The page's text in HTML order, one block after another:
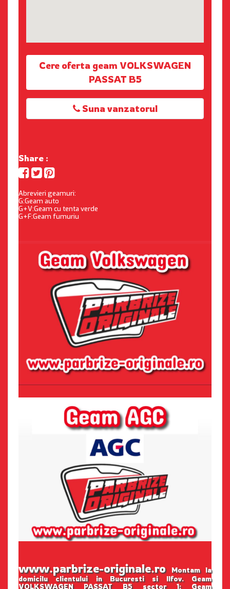
Cere oferta geam VOLKSWAGEN
PASSAT B5
Suna vanzatorul
Share :
Abrevieri geamuri:
G:Geam auto
G+V:Geam cu tenta verde
G+F:Geam fumuriu
www.parbrize-originale.roMontam la
domicilu clientului in Bucuresti si Ilfov. Geam
VOLKSWAGEN PASSAT B5 sector 1: Geam